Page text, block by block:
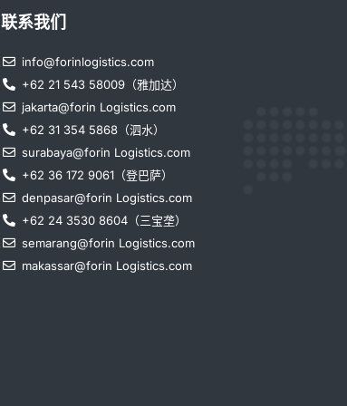
联系我们
info@forinlogistics.com
+62 21 543 58009（雅加达）
jakarta@forin Logistics.com
+62 31 354 5868（泗水）
surabaya@forin Logistics.com
+62 36 172 9061（登巴萨）
denpasar@forin Logistics.com
+62 24 3530 8604（三宝垄）
semarang@forin Logistics.com
makassar@forin Logistics.com